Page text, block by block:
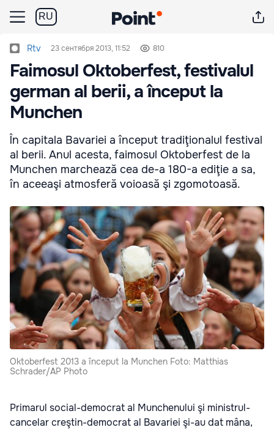
RU
Rtv 23 сентября 2013, 11:52 810
Faimosul Oktoberfest, festivalul
german al berii, a început la
Munchen
În capitala Bavariei a început tradiţionalul festival
al berii. Anul acesta, faimosul Oktoberfest de la
Munchen marchează cea de-a 180-a ediţie a sa,
în aceeaşi atmosferă voioasă şi zgomotoasă.
Oktoberfest 2013 a început la Munchen Foto: Matthias
Schrader/AP Photo
Primarul social-democrat al Munchenului şi ministrul-
cancelar creştin-democrat al Bavariei şi-au dat mâna,